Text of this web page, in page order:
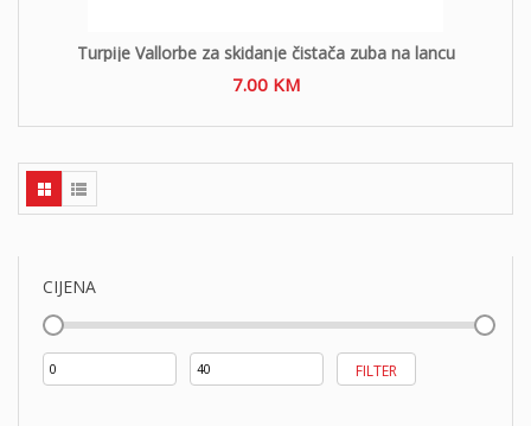
CIJENA
FILTER
Turpije Vallorbe za skidanje čistača zuba na lancu
7.00 KM